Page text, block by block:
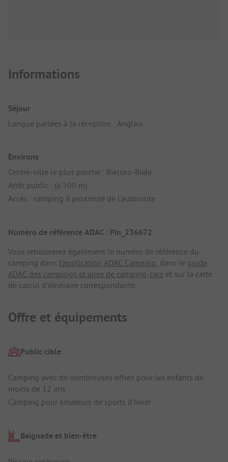
Informations
Séjour
Langue parlées à la réception : Anglais
Environs
Centre-ville le plus proche : Bielsko-Biała
Arrêt public : (à 500 m)
Accès : camping à proximité de l'autoroute
Numéro de référence ADAC : Pin_236672
Vous retrouverez également le numéro de référence du
camping dans l'application ADAC Camping , dans le guide
ADAC des campings et aires de camping-cars et sur la carte
de calcul d'itinéraire correspondante.
Offre et équipements
Public cible
Camping avec de nombreuses offres pour les enfants de
moins de 12 ans
Camping pour amateurs de sports d'hiver
Baignade et bien-être